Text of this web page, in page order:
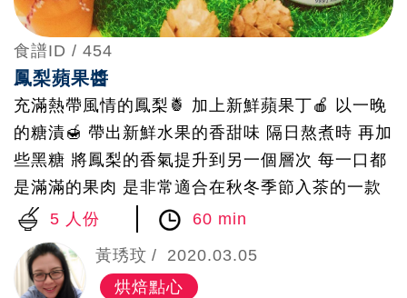
食譜ID / 454
鳳梨蘋果醬
充滿熱帶風情的鳳梨🍍 加上新鮮蘋果丁🍎 以一晚
的糖漬🍯 帶出新鮮水果的香甜味 隔日熬煮時 再加
些黑糖 將鳳梨的香氣提升到另一個層次 每一口都
是滿滿的果肉 是非常適合在秋冬季節入茶的一款
果醬 除了搭配麵包🍞 或沖泡成果茶的滋味也非常
適合 刻意把鳳梨也切成小丁 蘋果香氣與鳳梨口感
交織成無比的美好
5 人份
60 min
黃琇玟
2020.03.05
烘焙點心